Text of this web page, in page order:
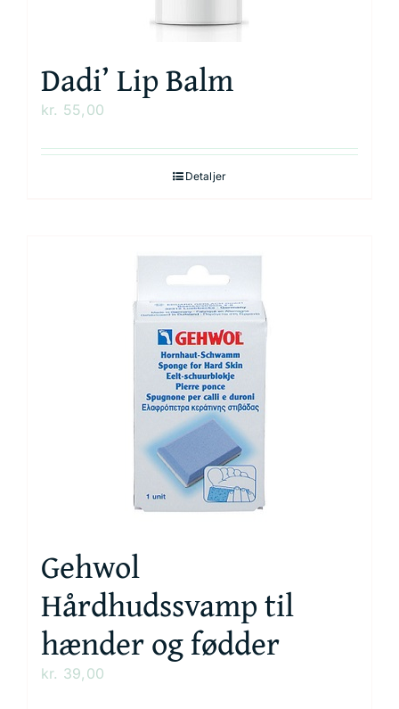
Dadi’ Lip Balm
kr. 55,00
Detaljer
Gehwol
Hårdhudssvamp til
hænder og fødder
kr. 39,00